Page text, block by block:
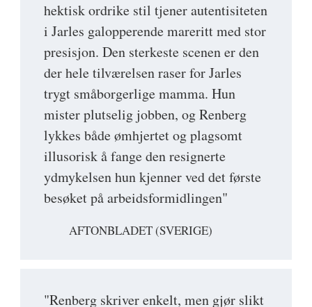
hektisk ordrike stil tjener autentisiteten
i Jarles galopperende mareritt med stor
presisjon. Den sterkeste scenen er den
der hele tilværelsen raser for Jarles
trygt småborgerlige mamma. Hun
mister plutselig jobben, og Renberg
lykkes både ømhjertet og plagsomt
illusorisk å fange den resignerte
ydmykelsen hun kjenner ved det første
besøket på arbeidsformidlingen"
AFTONBLADET (SVERIGE)
"Renberg skriver enkelt, men gjør slikt